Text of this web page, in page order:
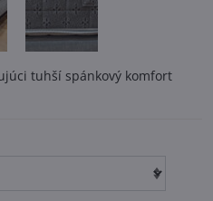
tuhší spánkový komfort